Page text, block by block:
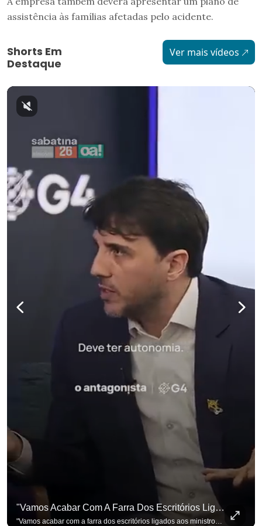
assistência às famílias afetadas pelo acidente.
Shorts Em
Destaque
Ver mais vídeos
"Vamos Acabar Com A Farra Dos Escritórios Ligados Aos Ministros Do STF"
"Vamos acabar com a farra dos escritórios ligados aos ministros do STF". Essa foi a resposta de Renan Santos ao ser questionado sobre o Judiciário. Se você busca informação com credibilidade, inscreva-se agora e ative o